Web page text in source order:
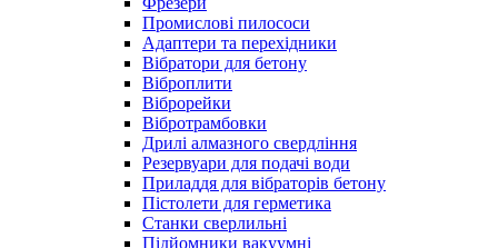
Промислові пилососи
Адаптери та перехідники
Вібратори для бетону
Віброплити
Віброрейки
Вібротрамбовки
Дрилі алмазного свердління
Резервуари для подачі води
Приладдя для вібраторів бетону
Пістолети для герметика
Станки сверлильні
Підйомники вакуумні